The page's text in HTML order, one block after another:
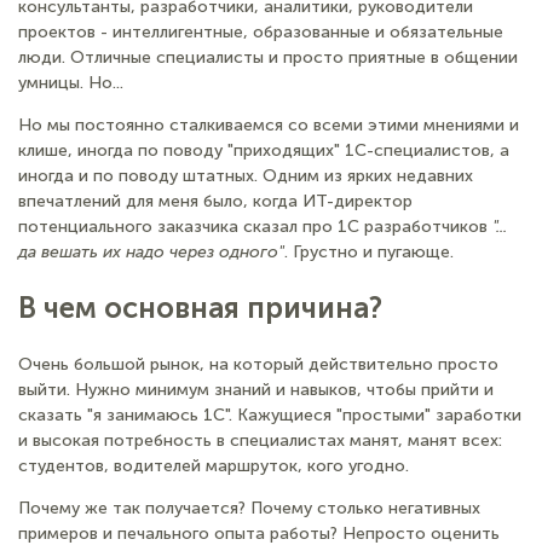
консультанты, разработчики, аналитики, руководители
проектов - интеллигентные, образованные и обязательные
люди. Отличные специалисты и просто приятные в общении
умницы. Но...
Но мы постоянно сталкиваемся со всеми этими мнениями и
клише, иногда по поводу "приходящих" 1С-специалистов, а
иногда и по поводу штатных. Одним из ярких недавних
впечатлений для меня было, когда ИТ-директор
потенциального заказчика сказал про 1С разработчиков "...
да вешать их надо через одного". Грустно и пугающе.
В чем основная причина?
Очень большой рынок, на который действительно просто
выйти. Нужно минимум знаний и навыков, чтобы прийти и
сказать "я занимаюсь 1С". Кажущиеся "простыми" заработки
и высокая потребность в специалистах манят, манят всех:
студентов, водителей маршруток, кого угодно.
Почему же так получается? Почему столько негативных
примеров и печального опыта работы? Непросто оценить